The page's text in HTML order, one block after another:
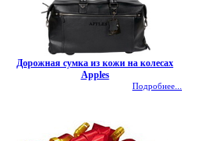
Дорожная сумка из кожи на колесах
Apples
Подробнее...